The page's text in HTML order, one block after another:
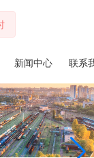
新闻中心 联系